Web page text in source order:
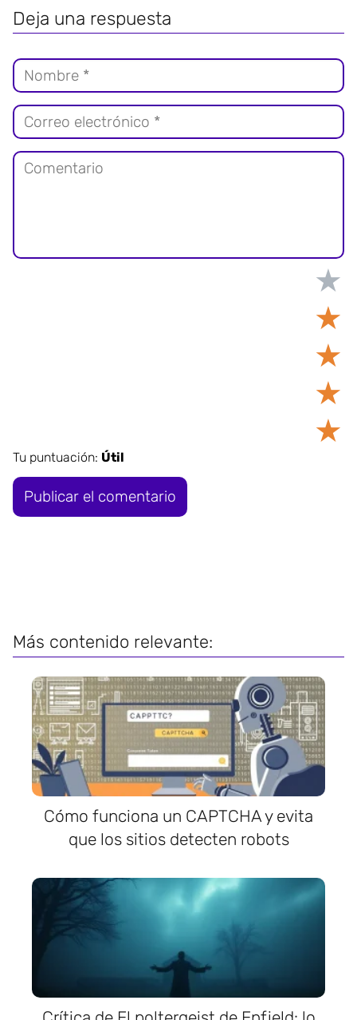
Deja una respuesta
★
★
★
★
★
Tu puntuación: Útil
Más contenido relevante:
Cómo funciona un CAPTCHA y evita
que los sitios detecten robots